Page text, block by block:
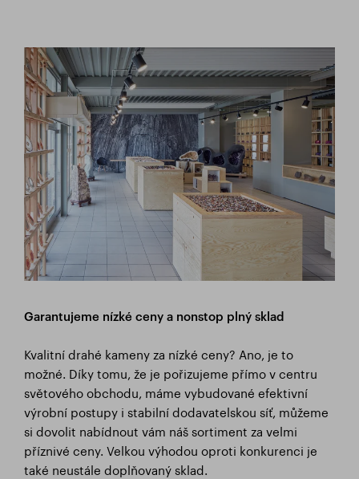
Garantujeme nízké ceny a nonstop plný sklad
Kvalitní drahé kameny za nízké ceny? Ano, je to
možné. Díky tomu, že je pořizujeme přímo v centru
světového obchodu, máme vybudované efektivní
výrobní postupy i stabilní dodavatelskou síť, můžeme
si dovolit nabídnout vám náš sortiment za velmi
příznivé ceny. Velkou výhodou oproti konkurenci je
také neustále doplňovaný sklad.